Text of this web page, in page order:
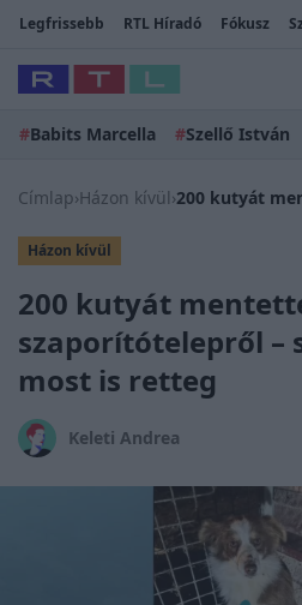
Legfrissebb RTL Híradó Fókusz
#Babits Marcella #Szellő István
Címlap›Házon kívül›
Házon kívül
200 kutyát
szaporítótelepről –
most is retteg
Keleti Andrea